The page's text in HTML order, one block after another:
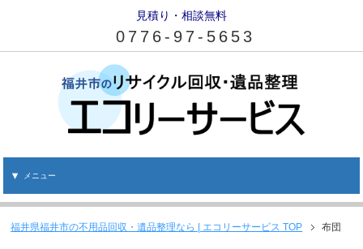
見積り・相談無料
0776-97-5653
メニュー
福井県福井市の不用品回収・遺品整理なら | エコリーサービス TOP 布団